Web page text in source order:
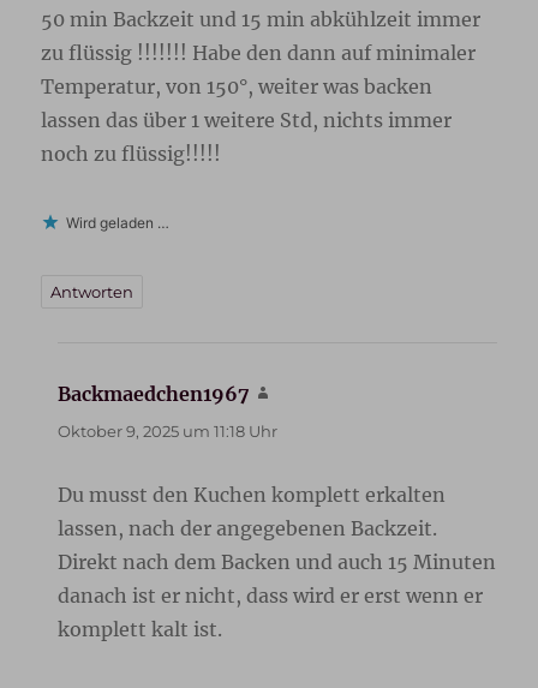
50 min Backzeit und 15 min abkühlzeit immer
zu flüssig !!!!!!! Habe den dann auf minimaler
Temperatur, von 150°, weiter was backen
lassen das über 1 weitere Std, nichts immer
noch zu flüssig!!!!!
Wird geladen …
Antworten
Backmaedchen1967
Oktober 9, 2025 um 11:18 Uhr
Du musst den Kuchen komplett erkalten
lassen, nach der angegebenen Backzeit.
Direkt nach dem Backen und auch 15 Minuten
danach ist er nicht, dass wird er erst wenn er
komplett kalt ist.